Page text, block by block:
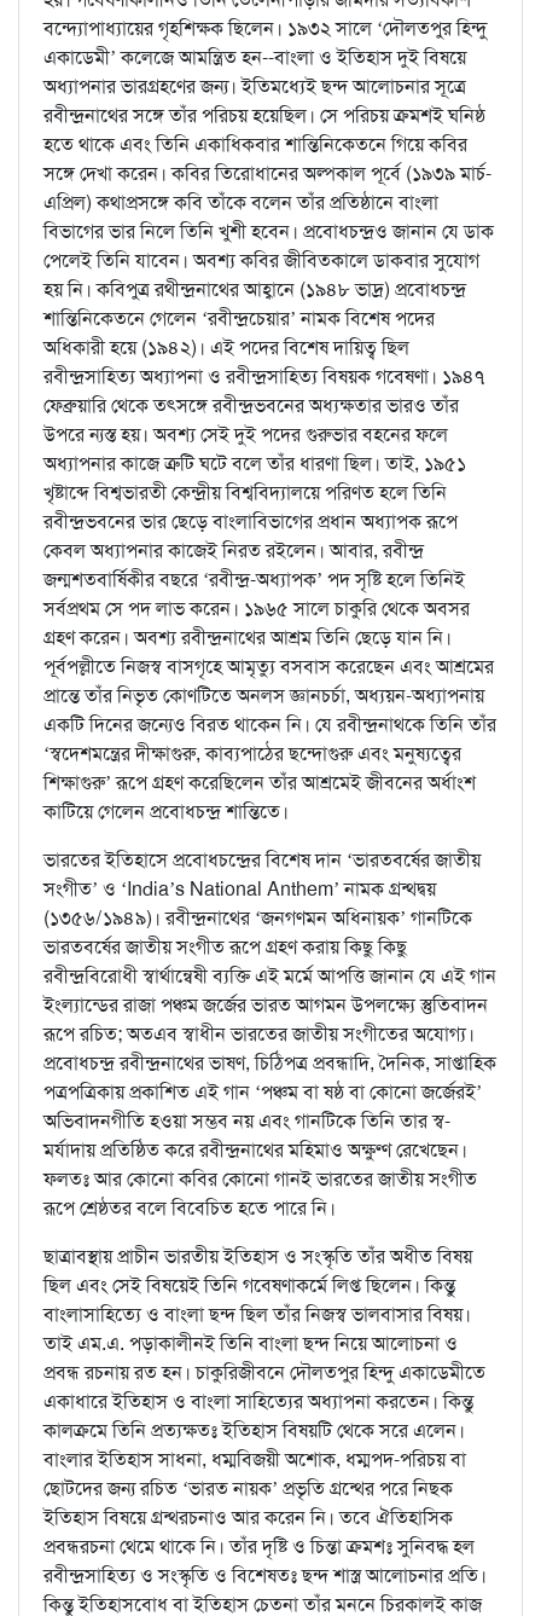
বন্দ্যোপাধ্যায়ের গৃহশিক্ষক ছিলেন। ১৯৩২ সালে ‘দৌলতপুর হিন্দু
একাডেমী’ কলেজে আমন্ত্রিত হন--বাংলা ও ইতিহাস দুই বিষয়ে
অধ্যাপনার ভারগ্রহণের জন্য। ইতিমধ্যেই ছন্দ আলোচনার সূত্রে
রবীন্দ্রনাথের সঙ্গে তাঁর পরিচয় হয়েছিল। সে পরিচয় ক্রমশই ঘনিষ্ঠ
হতে থাকে এবং তিনি একাধিকবার শান্তিনিকেতনে গিয়ে কবির
সঙ্গে দেখা করেন। কবির তিরোধানের অল্পকাল পূর্বে (১৯৩৯ মার্চ-
এপ্রিল) কথাপ্রসঙ্গে কবি তাঁকে বলেন তাঁর প্রতিষ্ঠানে বাংলা
বিভাগের ভার নিলে তিনি খুশী হবেন। প্রবোধচন্দ্রও জানান যে ডাক
পেলেই তিনি যাবেন। অবশ্য কবির জীবিতকালে ডাকবার সুযোগ
হয় নি। কবিপুত্র রথীন্দ্রনাথের আহ্বানে (১৯৪৮ ভাদ্র) প্রবোধচন্দ্র
শান্তিনিকেতনে গেলেন ‘রবীন্দ্রচেয়ার’ নামক বিশেষ পদের
অধিকারী হয়ে (১৯৪২)। এই পদের বিশেষ দায়িত্ব ছিল
রবীন্দ্রসাহিত্য অধ্যাপনা ও রবীন্দ্রসাহিত্য বিষয়ক গবেষণা। ১৯৪৭
ফেব্রুয়ারি থেকে তৎসঙ্গে রবীন্দ্রভবনের অধ্যক্ষতার ভারও তাঁর
উপরে ন্যস্ত হয়। অবশ্য সেই দুই পদের গুরুভার বহনের ফলে
অধ্যাপনার কাজে ত্রুটি ঘটে বলে তাঁর ধারণা ছিল। তাই, ১৯৫১
খৃষ্টাব্দে বিশ্বভারতী কেন্দ্রীয় বিশ্ববিদ্যালয়ে পরিণত হলে তিনি
রবীন্দ্রভবনের ভার ছেড়ে বাংলাবিভাগের প্রধান অধ্যাপক রূপে
কেবল অধ্যাপনার কাজেই নিরত রইলেন। আবার, রবীন্দ্র
জন্মশতবার্ষিকীর বছরে ‘রবীন্দ্র-অধ্যাপক’ পদ সৃষ্টি হলে তিনিই
সর্বপ্রথম সে পদ লাভ করেন। ১৯৬৫ সালে চাকুরি থেকে অবসর
গ্রহণ করেন। অবশ্য রবীন্দ্রনাথের আশ্রম তিনি ছেড়ে যান নি।
পূর্বপল্লীতে নিজস্ব বাসগৃহে আমৃত্যু বসবাস করেছেন এবং আশ্রমের
প্রান্তে তাঁর নিভৃত কোণটিতে অনলস জ্ঞানচর্চা, অধ্যয়ন-অধ্যাপনায়
একটি দিনের জন্যেও বিরত থাকেন নি। যে রবীন্দ্রনাথকে তিনি তাঁর
‘স্বদেশমন্ত্রের দীক্ষাগুরু, কাব্যপাঠের ছন্দোগুরু এবং মনুষ্যত্বের
শিক্ষাগুরু’ রূপে গ্রহণ করেছিলেন তাঁর আশ্রমেই জীবনের অর্ধাংশ
কাটিয়ে গেলেন প্রবোধচন্দ্র শান্তিতে।
ভারতের ইতিহাসে প্রবোধচন্দ্রের বিশেষ দান ‘ভারতবর্ষের জাতীয়
সংগীত’ ও ‘India’s National Anthem’ নামক গ্রন্থদ্বয়
(১৩৫৬/১৯৪৯)। রবীন্দ্রনাথের ‘জনগণমন অধিনায়ক’ গানটিকে
ভারতবর্ষের জাতীয় সংগীত রূপে গ্রহণ করায় কিছু কিছু
রবীন্দ্রবিরোধী স্বার্থান্বেষী ব্যক্তি এই মর্মে আপত্তি জানান যে এই গান
ইংল্যান্ডের রাজা পঞ্চম জর্জের ভারত আগমন উপলক্ষ্যে স্তুতিবাদন
রূপে রচিত; অতএব স্বাধীন ভারতের জাতীয় সংগীতের অযোগ্য।
প্রবোধচন্দ্র রবীন্দ্রনাথের ভাষণ, চিঠিপত্র প্রবন্ধাদি, দৈনিক, সাপ্তাহিক
পত্রপত্রিকায় প্রকাশিত এই গান ‘পঞ্চম বা ষষ্ঠ বা কোনো জর্জেরই’
অভিবাদনগীতি হওয়া সম্ভব নয় এবং গানটিকে তিনি তার স্ব-
মর্যাদায় প্রতিষ্ঠিত করে রবীন্দ্রনাথের মহিমাও অক্ষুণ্ণ রেখেছেন।
ফলতঃ আর কোনো কবির কোনো গানই ভারতের জাতীয় সংগীত
রূপে শ্রেষ্ঠতর বলে বিবেচিত হতে পারে নি।
ছাত্রাবস্থায় প্রাচীন ভারতীয় ইতিহাস ও সংস্কৃতি তাঁর অধীত বিষয়
ছিল এবং সেই বিষয়েই তিনি গবেষণাকর্মে লিপ্ত ছিলেন। কিন্তু
বাংলাসাহিত্যে ও বাংলা ছন্দ ছিল তাঁর নিজস্ব ভালবাসার বিষয়।
তাই এম.এ. পড়াকালীনই তিনি বাংলা ছন্দ নিয়ে আলোচনা ও
প্রবন্ধ রচনায় রত হন। চাকুরিজীবনে দৌলতপুর হিন্দু একাডেমীতে
একাধারে ইতিহাস ও বাংলা সাহিত্যের অধ্যাপনা করতেন। কিন্তু
কালক্রমে তিনি প্রত্যক্ষতঃ ইতিহাস বিষয়টি থেকে সরে এলেন।
বাংলার ইতিহাস সাধনা, ধম্মবিজয়ী অশোক, ধম্মপদ-পরিচয় বা
ছোটদের জন্য রচিত ‘ভারত নায়ক’ প্রভৃতি গ্রন্থের পরে নিছক
ইতিহাস বিষয়ে গ্রন্থরচনাও আর করেন নি। তবে ঐতিহাসিক
প্রবন্ধরচনা থেমে থাকে নি। তাঁর দৃষ্টি ও চিন্তা ক্রমশঃ সুনিবদ্ধ হল
রবীন্দ্রসাহিত্য ও সংস্কৃতি ও বিশেষতঃ ছন্দ শাস্ত্র আলোচনার প্রতি।
কিন্তু ইতিহাসবোধ বা ইতিহাস চেতনা তাঁর মননে চিরকালই কাজ